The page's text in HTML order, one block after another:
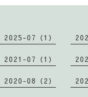
2025-07（1）
2021-07（1）
2020-08（2）